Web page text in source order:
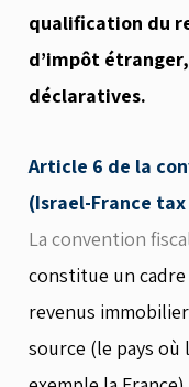
qualification du
d’impôt
déclaratives.
Article 6 de la
(Israel-France
La convention
constitue un
revenus
source (le pays où